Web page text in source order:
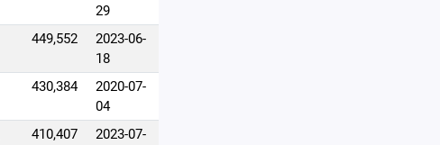
29
449,552
2023-06-
18
430,384
2020-07-
04
410,407
2023-07-